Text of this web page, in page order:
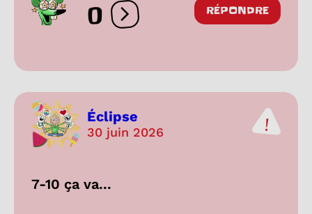
0 Ouvrir les réactions
RÉPONDRE
Éclipse
30 juin 2026
7-10 ça va...